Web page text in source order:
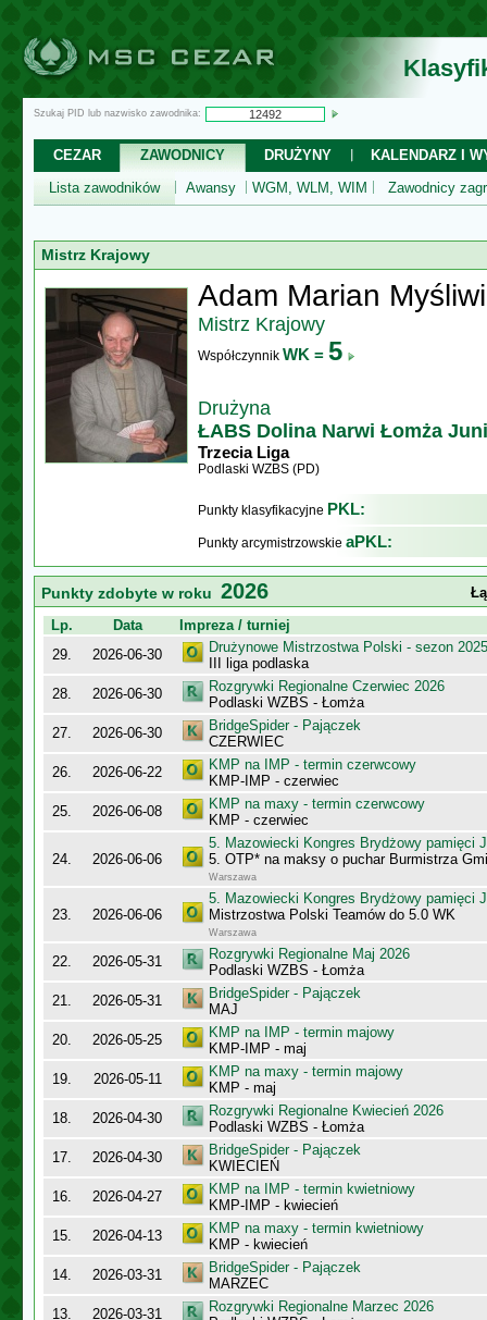
Szukaj PID lub nazwisko zawodnika:
CEZAR ZAWODNICY DRUŻYNY
KALENDARZ I
Lista zawodników
Awansy WGM, WLM, WIM Zawodnicy
Mistrz Krajowy
Adam Marian
Mistrz Krajowy
Współczynnik WK = 5
Drużyna
ŁABS Dolina Narwi Łomża
Trzecia Liga
Podlaski WZBS (PD)
Punkty klasyfikacyjne PKL:
Punkty arcymistrzowskie aPKL:
Punkty zdobyte w roku 2026
Lp.
Data
Impreza / turniej
29.
2026-06-30
Drużynowe Mistrzostwa Polski - sezon
III liga podlaska
28.
2026-06-30
Rozgrywki Regionalne Czerwiec 2026
Podlaski WZBS - Łomża
27.
2026-06-30
BridgeSpider - Pajączek
CZERWIEC
26.
2026-06-22
KMP na IMP - termin czerwcowy
KMP-IMP - czerwiec
25.
2026-06-08
KMP na maxy - termin czerwcowy
KMP - czerwiec
24. 2026-06-06
5. Mazowiecki Kongres Brydżowy pamięci
5. OTP* na maksy o puchar Burmistrza
Warszawa
23. 2026-06-06
5. Mazowiecki Kongres Brydżowy pamięci
Mistrzostwa Polski Teamów do 5.0 WK
Warszawa
22. 2026-05-31
Rozgrywki Regionalne Maj 2026
Podlaski WZBS - Łomża
21.
2026-05-31
BridgeSpider - Pajączek
MAJ
20.
2026-05-25
KMP na IMP - termin majowy
KMP-IMP - maj
19.
2026-05-11
KMP na maxy - termin majowy
KMP - maj
18.
2026-04-30
Rozgrywki Regionalne Kwiecień 2026
Podlaski WZBS - Łomża
17.
2026-04-30
BridgeSpider - Pajączek
KWIECIEŃ
16.
2026-04-27
KMP na IMP - termin kwietniowy
KMP-IMP - kwiecień
15.
2026-04-13
KMP na maxy - termin kwietniowy
KMP - kwiecień
14.
2026-03-31
BridgeSpider - Pajączek
MARZEC
13.
2026-03-31
Rozgrywki Regionalne Marzec 2026